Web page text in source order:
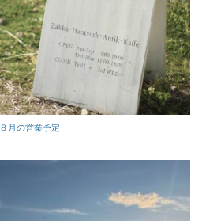
８月の営業予定